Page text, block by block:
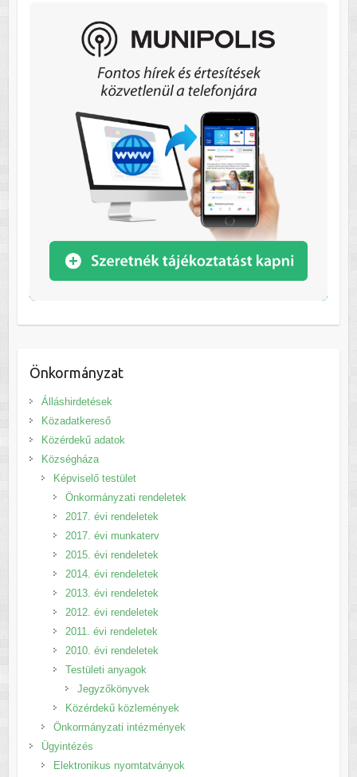
Önkormányzat
Álláshirdetések
Közadatkereső
Közérdekű adatok
Községháza
Képviselő testület
Önkormányzati rendeletek
2017. évi rendeletek
2017. évi munkaterv
2015. évi rendeletek
2014. évi rendeletek
2013. évi rendeletek
2012. évi rendeletek
2011. évi rendeletek
2010. évi rendeletek
Testületi anyagok
Jegyzőkönyvek
Közérdekű közlemények
Önkormányzati intézmények
Ügyintézés
Elektronikus nyomtatványok